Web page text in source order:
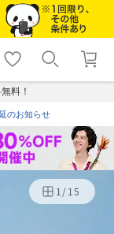
shopping_cart lock_outline
ログイン
料！
のお知らせ
1/15